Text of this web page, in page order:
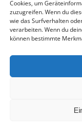
Cookies, um
zuzugreifen. Wenn du
wie das Surfverhalten
verarbeiten. Wenn du
können bestimmte
© NOLANA